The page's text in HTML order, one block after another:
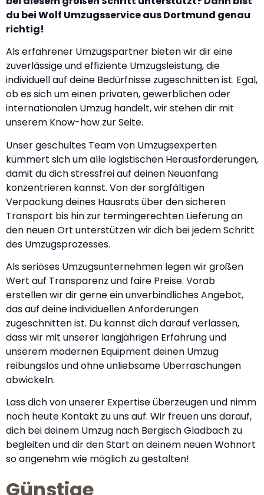
du bei Wolf Umzugsservice aus Dortmund genau
richtig!
Als erfahrener Umzugspartner bieten wir dir eine
zuverlässige und effiziente Umzugsleistung, die
individuell auf deine Bedürfnisse zugeschnitten ist. Egal,
ob es sich um einen privaten, gewerblichen oder
internationalen Umzug handelt, wir stehen dir mit
unserem Know-how zur Seite.
Unser geschultes Team von Umzugsexperten
kümmert sich um alle logistischen Herausforderungen,
damit du dich stressfrei auf deinen Neuanfang
konzentrieren kannst. Von der sorgfältigen
Verpackung deines Hausrats über den sicheren
Transport bis hin zur termingerechten Lieferung an
den neuen Ort unterstützen wir dich bei jedem Schritt
des Umzugsprozesses.
Als seriöses Umzugsunternehmen legen wir großen
Wert auf Transparenz und faire Preise. Vorab
erstellen wir dir gerne ein unverbindliches Angebot,
das auf deine individuellen Anforderungen
zugeschnitten ist. Du kannst dich darauf verlassen,
dass wir mit unserer langjährigen Erfahrung und
unserem modernen Equipment deinen Umzug
reibungslos und ohne unliebsame Überraschungen
abwickeln.
Lass dich von unserer Expertise überzeugen und nimm
noch heute Kontakt zu uns auf. Wir freuen uns darauf,
dich bei deinem Umzug nach Bergisch Gladbach zu
begleiten und dir den Start an deinem neuen Wohnort
so angenehm wie möglich zu gestalten!
Günstige